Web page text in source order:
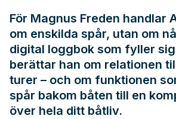
För Magnus Freden handlar
om enskilda spår, utan om
digital loggbok som fyller
berättar han om relationen
turer – och om funktionen
spår bakom båten till en
över hela ditt båtliv.